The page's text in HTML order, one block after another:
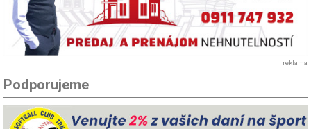
reklama
Podporujeme